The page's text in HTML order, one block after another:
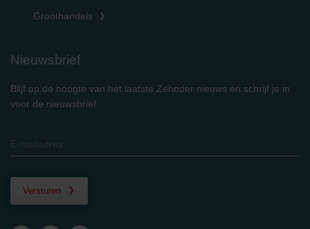
Groothandels
Nieuwsbrief
Blijf op de hoogte van het laatste Zehnder nieuws en schrijf je in
voor de nieuwsbrief
Versturen